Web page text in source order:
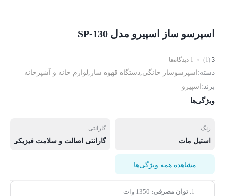
اسپرسو ساز اسپیرو مدل SP-130
3
(1) 1 دیدگاه‌ها
دسته: اسپرسوساز خانگی دستگاه قهوه ساز
لوازم خانه و آشپزخانه
برند: اسپیرو
ویژگی‌ها
رنگ
استیل مات
گارانتی
گارانتی اصالت و سلامت فیزیکی کالا
مشاهده همه ویژگی‌ها
توان مصرفی: